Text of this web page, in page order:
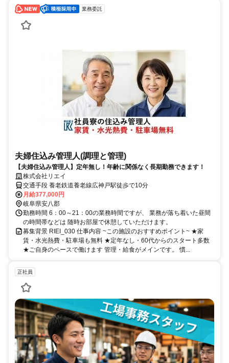
業務委託
夫婦住込み管理人(調理と管理)
【夫婦住込み管理人】定年無し！年齢に関係なく長期勤務できます！
株式会社リエイ
交通手段 養老鉄道養老線広神戸駅徒歩で10分
月給377,000円
岐阜県安八郡
勤務時間 6：00～21：00の業務時間ですが、 業務が落ち着いた昼間
の時間帯などは 随時お部屋で休憩していただけます。
募集背景 RIEI_030 仕事内容 ~この施設のおすすめポイント~ ★家
賃・水光熱費・駐車場も無料 ★定年なし・60代からのスタート多数
★ご自身のペースで働けます 管理・給食がメインです。 慣...
正社員